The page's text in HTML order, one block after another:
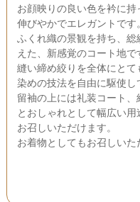
お顔映りの良い色を衿に持
伸びやかでエレガントです。
ふくれ織の景観を持ち、
えた、新感覚のコート地で
縫い締め絞りを全体にとて
染めの技法を自由に駆使し
留袖の上には礼装コート
とおしゃれとして幅広い用
お召しいただけます。
お着物としてもお召しいた